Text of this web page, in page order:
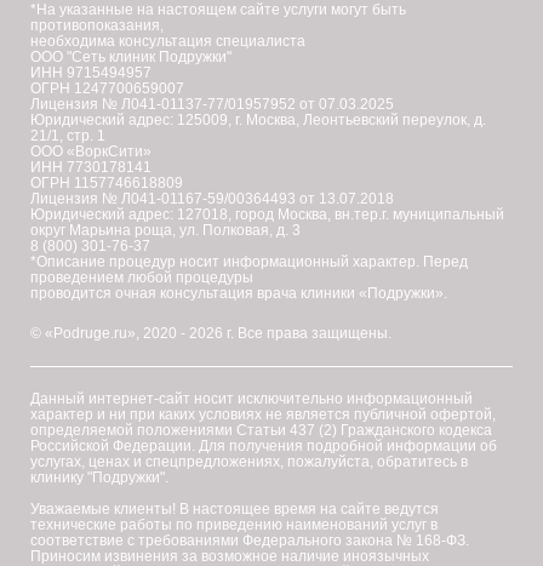
*На указанные на настоящем сайте услуги могут быть
противопоказания,
необходима консультация специалиста
ООО "Сеть клиник Подружки"
ИНН 9715494957
ОГРН 1247700659007
Лицензия № Л041-01137-77/01957952 от 07.03.2025
Юридический адрес: 125009, г. Москва, Леонтьевский переулок, д.
21/1, стр. 1
ООО «ВоркСити»
ИНН 7730178141
ОГРН 1157746618809
Лицензия № Л041-01167-59/00364493 от 13.07.2018
Юридический адрес: 127018, город Москва, вн.тер.г. муниципальный
округ Марьина роща, ул. Полковая, д. 3
8 (800) 301-76-37
*Описание процедур носит информационный характер. Перед
проведением любой процедуры
проводится очная консультация врача клиники «Подружки».
© «Podruge.ru», 2020 - 2026 г. Все права защищены.
Данный интернет-сайт носит исключительно информационный
характер и ни при каких условиях не является публичной офертой,
определяемой положениями Статьи 437 (2) Гражданского кодекса
Российской Федерации. Для получения подробной информации об
услугах, ценах и спецпредложениях, пожалуйста, обратитесь в
клинику "Подружки".
Уважаемые клиенты! В настоящее время на сайте ведутся
технические работы по приведению наименований услуг в
соответствие с требованиями Федерального закона № 168-ФЗ.
Приносим извинения за возможное наличие иноязычных